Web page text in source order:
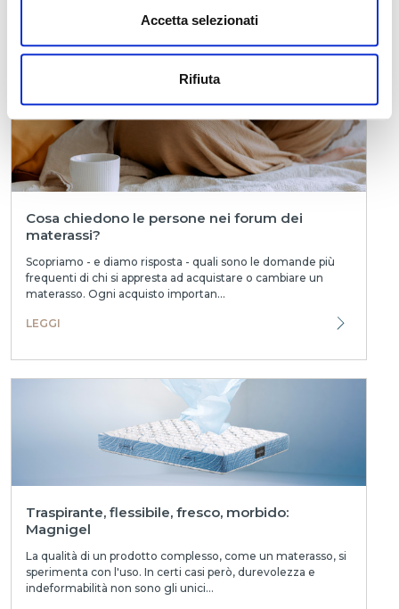
Accetta selezionati
Rifiuta
Cosa chiedono le persone nei forum dei
materassi?
Scopriamo - e diamo risposta - quali sono le domande più
frequenti di chi si appresta ad acquistare o cambiare un
materasso. Ogni acquisto importan...
LEGGI
Traspirante, flessibile, fresco, morbido:
Magnigel
La qualità di un prodotto complesso, come un materasso, si
sperimenta con l'uso. In certi casi però, durevolezza e
indeformabilità non sono gli unici...